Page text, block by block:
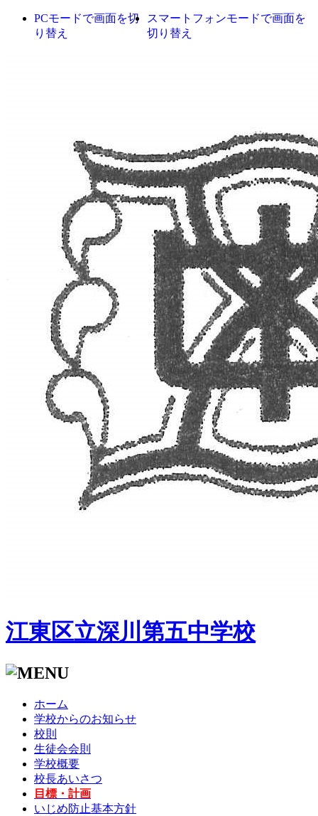
PCモードで画面を切
り替え
スマートフォンモードで画面を
切り替え
江東区立深川第五中学校
ホーム
学校からのお知らせ
校則
生徒会会則
学校概要
校長あいさつ
目標・計画
いじめ防止基本方針